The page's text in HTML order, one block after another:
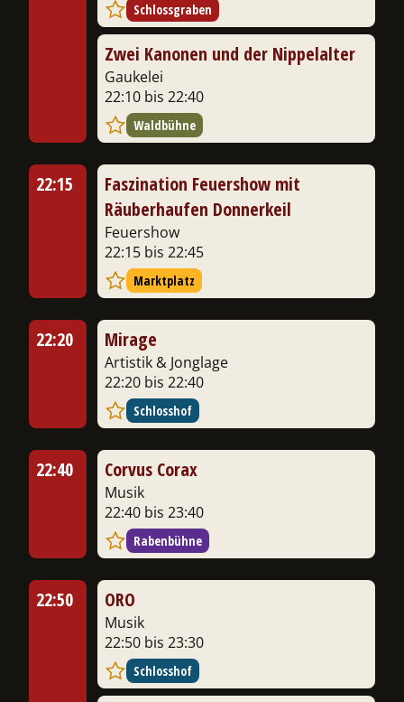
Schlossgraben
Zwei Kanonen und der Nippelalter
Gaukelei
22:10 bis 22:40
Waldbühne
22:15
Faszination Feuershow mit
Räuberhaufen Donnerkeil
Feuershow
22:15 bis 22:45
Marktplatz
22:20 Mirage
Artistik & Jonglage
22:20 bis 22:40
Schlosshof
22:40 Corvus Corax
Musik
22:40 bis 23:40
Rabenbühne
22:50 ORO
Musik
22:50 bis 23:30
Schlosshof